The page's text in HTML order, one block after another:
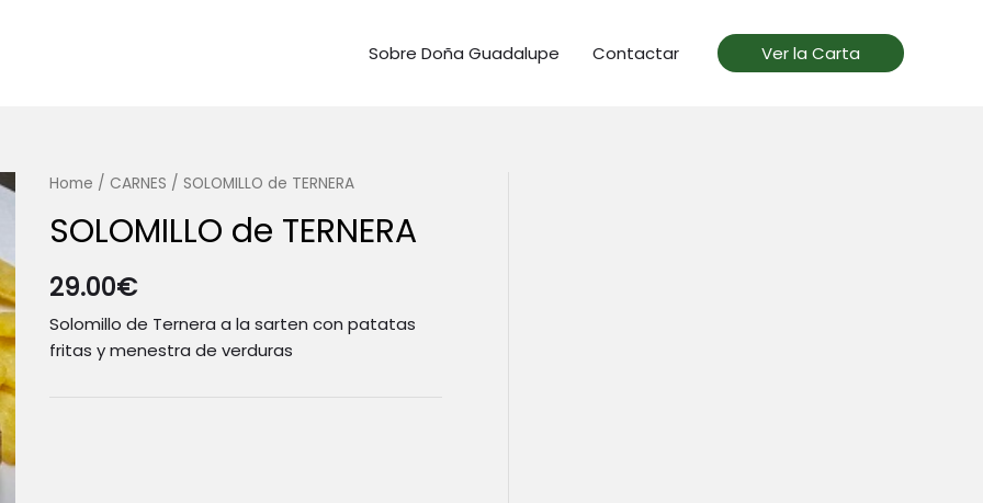
Sobre Doña Guadalupe Contactar Ver la Carta
Home / CARNES / SOLOMILLO de TERNERA
SOLOMILLO de TERNERA
29.00€
Solomillo de Ternera a la sarten con patatas
fritas y menestra de verduras